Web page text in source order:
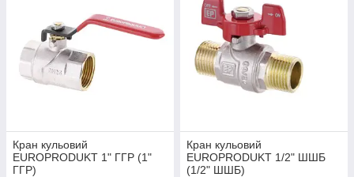
Кран кульовий
EUROPRODUKT 1" ГГР (1"
ГГР)
Кран кульовий
EUROPRODUKT 1/2" ШШБ
(1/2" ШШБ)